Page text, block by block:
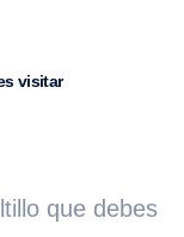
visitar
que debes